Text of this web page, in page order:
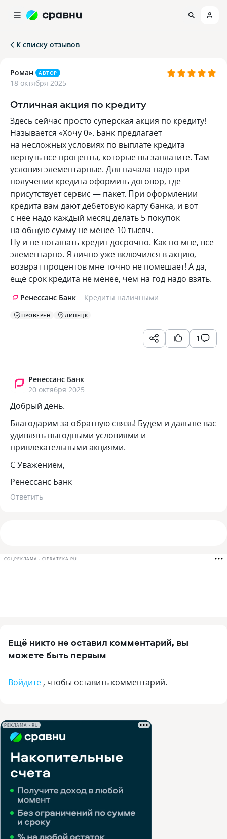
К списку отзывов
Роман АВТОР
18 октября 2025
Отличная акция по кредиту
Здесь сейчас просто суперская акция по кредиту!
Называется «Хочу 0». Банк предлагает
на несложных условиях по выплате кредита
вернуть все проценты, которые вы заплатите. Там
условия элементарные. Для начала надо при
получении кредита оформить договор, где
присутствует сервис — пакет. При оформлении
кредита вам дают дебетовую карту банка, и вот
с нее надо каждый месяц делать 5 покупок
на общую сумму не менее 10 тысяч.
Ну и не погашать кредит досрочно. Как по мне, все
элементарно. Я лично уже включился в акцию,
возврат процентов мне точно не помешает! А да,
еще срок кредита не менее, чем на год надо взять.
Ренессанс Банк Кредиты наличными
ПРОВЕРЕН ЛИПЕЦК
1
Ренессанс Банк
20 октября 2025
Добрый день.
Благодарим за обратную связь! Будем и дальше вас
удивлять выгодными условиями и
привлекательными акциями.
С Уважением,
Ренессанс Банк
Ответить
СОЦРЕКЛАМА • CIFRATEKA.RU
Ещё никто не оставил комментарий, вы
можете быть первым
Войдите , чтобы оставить комментарий.
РЕКЛАМА • RU